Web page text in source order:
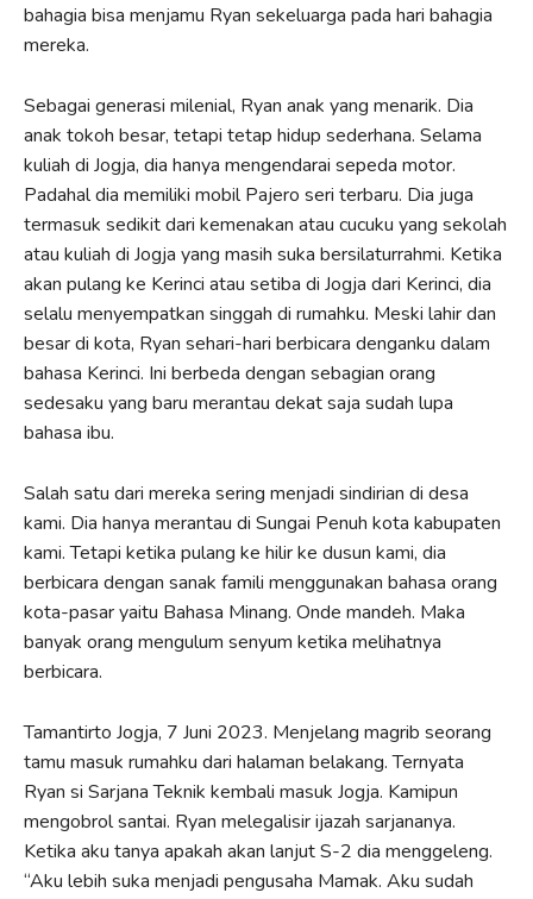
bahagia bisa menjamu Ryan sekeluarga pada hari bahagia
mereka.
Sebagai generasi milenial, Ryan anak yang menarik. Dia
anak tokoh besar, tetapi tetap hidup sederhana. Selama
kuliah di Jogja, dia hanya mengendarai sepeda motor.
Padahal dia memiliki mobil Pajero seri terbaru. Dia juga
termasuk sedikit dari kemenakan atau cucuku yang sekolah
atau kuliah di Jogja yang masih suka bersilaturrahmi. Ketika
akan pulang ke Kerinci atau setiba di Jogja dari Kerinci, dia
selalu menyempatkan singgah di rumahku. Meski lahir dan
besar di kota, Ryan sehari-hari berbicara denganku dalam
bahasa Kerinci. Ini berbeda dengan sebagian orang
sedesaku yang baru merantau dekat saja sudah lupa
bahasa ibu.
Salah satu dari mereka sering menjadi sindirian di desa
kami. Dia hanya merantau di Sungai Penuh kota kabupaten
kami. Tetapi ketika pulang ke hilir ke dusun kami, dia
berbicara dengan sanak famili menggunakan bahasa orang
kota-pasar yaitu Bahasa Minang. Onde mandeh. Maka
banyak orang mengulum senyum ketika melihatnya
berbicara.
Tamantirto Jogja, 7 Juni 2023. Menjelang magrib seorang
tamu masuk rumahku dari halaman belakang. Ternyata
Ryan si Sarjana Teknik kembali masuk Jogja. Kamipun
mengobrol santai. Ryan melegalisir ijazah sarjananya.
Ketika aku tanya apakah akan lanjut S-2 dia menggeleng.
“Aku lebih suka menjadi pengusaha Mamak. Aku sudah